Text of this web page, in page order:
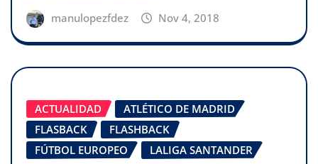
manulopezfdez Nov 4, 2018
ACTUALIDAD
ATLÉTICO DE MADRID
FLASBACK
FLASHBACK
FÚTBOL EUROPEO
LALIGA SANTANDER